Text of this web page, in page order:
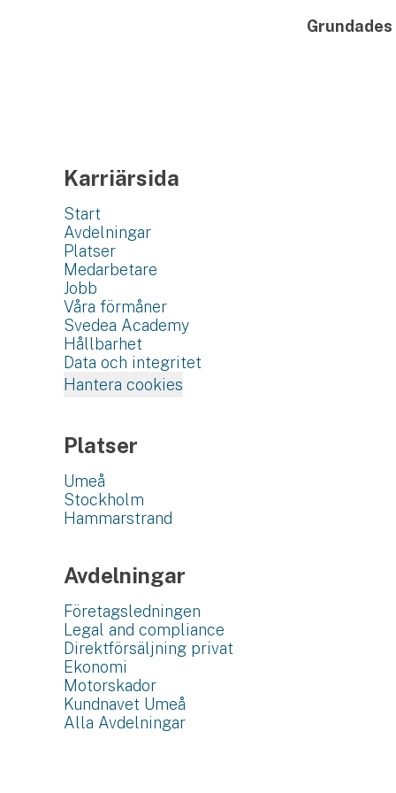
Grundades
Karriärsida
Start
Avdelningar
Platser
Medarbetare
Jobb
Våra förmåner
Svedea Academy
Hållbarhet
Data och integritet
Hantera cookies
Platser
Umeå
Stockholm
Hammarstrand
Avdelningar
Företagsledningen
Legal and compliance
Direktförsäljning privat
Ekonomi
Motorskador
Kundnavet Umeå
Alla Avdelningar